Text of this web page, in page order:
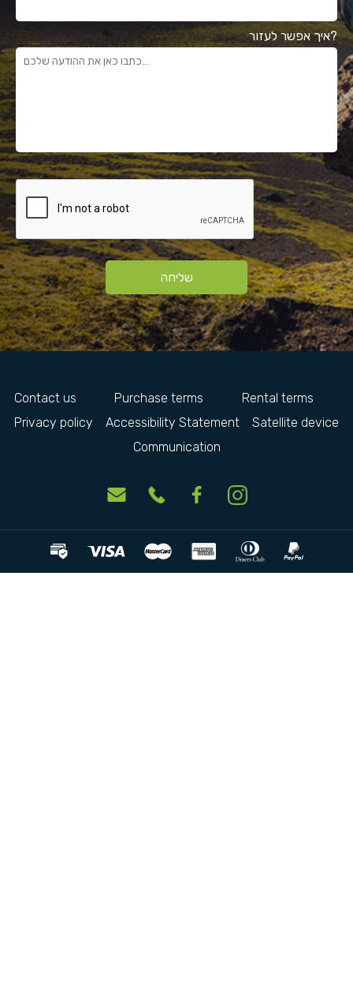
איך אפשר לעזור?
שליחה
Contact us Purchase terms
Rental terms
Privacy policy
Accessibility Statement
Satellite device
Communication